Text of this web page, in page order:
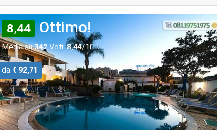
8,44 Ottimo!
Media su342Voti: 8,44/10
da € 92,71